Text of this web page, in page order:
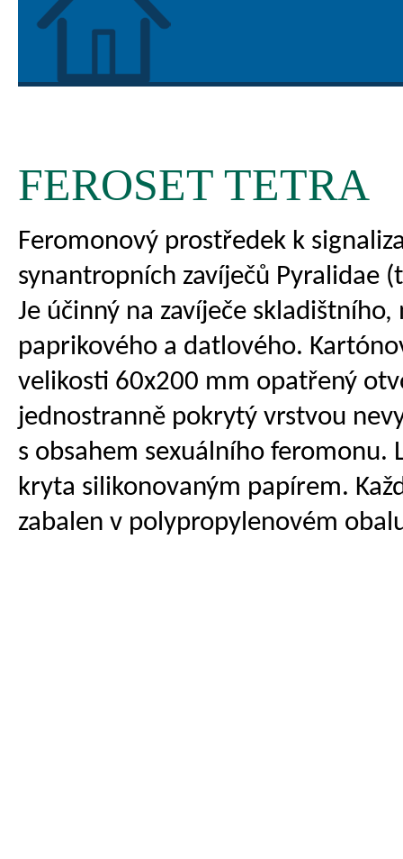
FEROSET TETRA
Feromonový prostředek k
synantropních zavíječů Pyralidae
Je účinný na zavíječe
paprikového a datlového.
velikosti 60x200 mm opatřený
jednostranně pokrytý vrstvou
s obsahem sexuálního feromonu.
kryta silikonovaným papírem.
zabalen v polypropylenovém